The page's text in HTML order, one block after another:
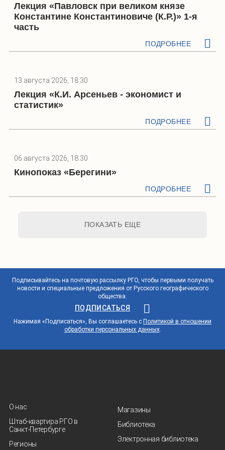
Лекция «Павловск при великом князе
Константине Константиновиче (К.Р.)» 1-я
часть
ПОДРОБНЕЕ
13 августа 2026, 18:30
Лекция «К.И. Арсеньев - экономист и
статистик»
ПОДРОБНЕЕ
06 августа 2026, 18:30
Кинопоказ «Берегини»
ПОДРОБНЕЕ
ПОКАЗАТЬ ЕЩЕ
Подписывайтесь на почтовую рассылку РГО, чтобы первыми получать
новости и специальные предложения от Русского географического
общества.
ПОДПИСАТЬСЯ
Нажимая «Подписаться», Вы соглашаетесь с Политикой в отношении
обработки персональных данных.
О нас
Штаб-квартира РГО в
Санкт‑Петербурге
Регионы
Магазины
Библиотека
Электронная библиотека